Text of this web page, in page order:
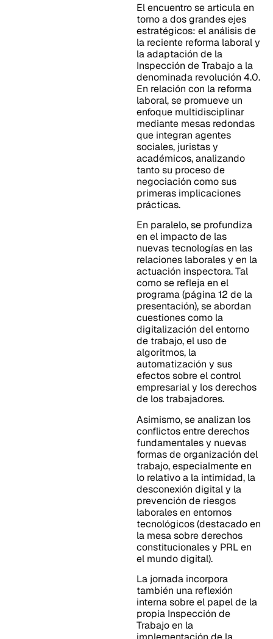
El encuentro se articula en
torno a dos grandes ejes
estratégicos: el análisis de
la reciente reforma laboral y
la adaptación de la
Inspección de Trabajo a la
denominada revolución 4.0.
En relación con la reforma
laboral, se promueve un
enfoque multidisciplinar
mediante mesas redondas
que integran agentes
sociales, juristas y
académicos, analizando
tanto su proceso de
negociación como sus
primeras implicaciones
prácticas.
En paralelo, se profundiza
en el impacto de las
nuevas tecnologías en las
relaciones laborales y en la
actuación inspectora. Tal
como se refleja en el
programa (página 12 de la
presentación), se abordan
cuestiones como la
digitalización del entorno
de trabajo, el uso de
algoritmos, la
automatización y sus
efectos sobre el control
empresarial y los derechos
de los trabajadores.
Asimismo, se analizan los
conflictos entre derechos
fundamentales y nuevas
formas de organización del
trabajo, especialmente en
lo relativo a la intimidad, la
desconexión digital y la
prevención de riesgos
laborales en entornos
tecnológicos (destacado en
la mesa sobre derechos
constitucionales y PRL en
el mundo digital).
La jornada incorpora
también una reflexión
interna sobre el papel de la
propia Inspección de
Trabajo en la